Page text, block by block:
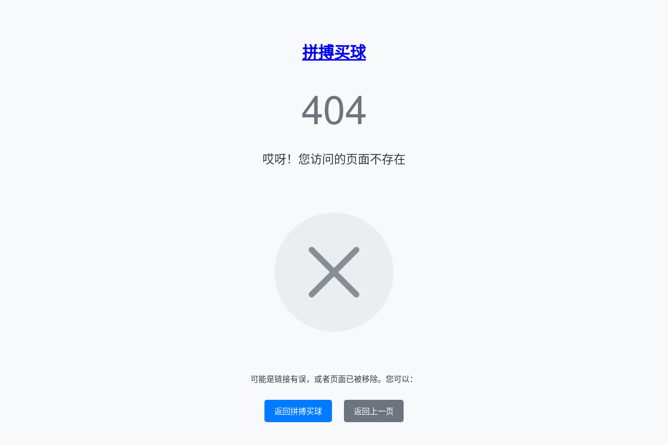
拼搏买球
404
哎呀！您访问的页面不存在
可能是链接有误，或者页面已被移除。您可以：
返回拼搏买球 返回上一页